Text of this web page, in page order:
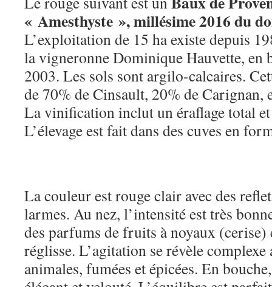
« Amesthyste », millésime 2016 du
L’exploitation de 15 ha existe depuis
la vigneronne Dominique Hauvette, en
2003. Les sols sont argilo-calcaires.
de 70% de Cinsault, 20% de Carignan,
La vinification inclut un éraflage total
L’élevage est fait dans des cuves en
La couleur est rouge clair avec des
larmes. Au nez, l’intensité est très
des parfums de fruits à noyaux (cerise)
réglisse. L’agitation se révèle complexe
animales, fumées et épicées. En